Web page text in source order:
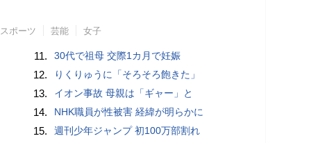
スポーツ 芸能 女子
11. 30代で祖母 交際1カ月で妊娠
12. りくりゅうに「そろそろ飽きた」
13. イオン事故 母親は「ギャー」と
14. NHK職員が性被害 経緯が明らかに
15. 週刊少年ジャンプ 初100万部割れ